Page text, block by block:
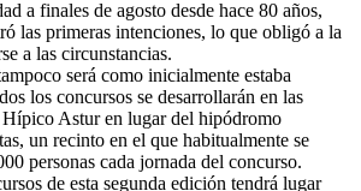
a finales de agosto desde hace 80 años,
las primeras intenciones, lo que obligó a la
a las circunstancias.
será como inicialmente estaba
los concursos se desarrollarán en las
Astur en lugar del hipódromo
un recinto en el que habitualmente se
personas cada jornada del concurso.
de esta segunda edición tendrá lugar